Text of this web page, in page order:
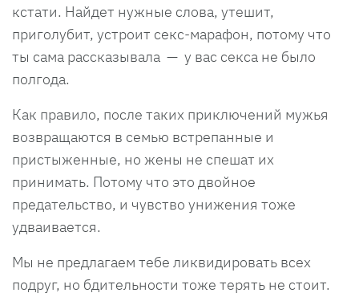
кстати. Найдет нужные слова, утешит,
приголубит, устроит секс-марафон, потому что
ты сама рассказывала — у вас секса не было
полгода.
Как правило, после таких приключений мужья
возвращаются в семью встрепанные и
пристыженные, но жены не спешат их
принимать. Потому что это двойное
предательство, и чувство унижения тоже
удваивается.
Мы не предлагаем тебе ликвидировать всех
подруг, но бдительности тоже терять не стоит.